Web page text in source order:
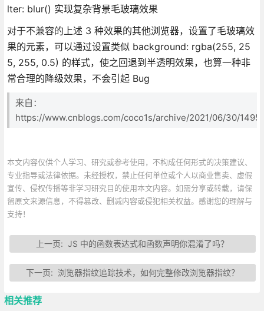
lter: blur() 实现复杂背景毛玻璃效果
对于不兼容的上述 3 种效果的其他浏览器，设置了毛玻璃效
果的元素，可以通过设置类似 background: rgba(255, 25
5, 255, 0.5) 的样式，使之回退到半透明效果，也算一种非
常合理的降级效果，不会引起 Bug
来自：
https://www.cnblogs.com/coco1s/archive/2021/06/30/
本文内容仅供个人学习、研究或参考使用，不构成任何形式的决策建议、
专业指导或法律依据。未经授权，禁止任何单位或个人以商业售卖、虚假
宣传、侵权传播等非学习研究目的使用本文内容。如需分享或转载，请保
留原文来源信息，不得篡改、删减内容或侵犯相关权益。感谢您的理解与
支持！
上一页:JS 中的函数表达式和函数声明你混淆了吗？
下一页: 浏览器指纹追踪技术，如何完整修改浏览器指纹？
相关推荐